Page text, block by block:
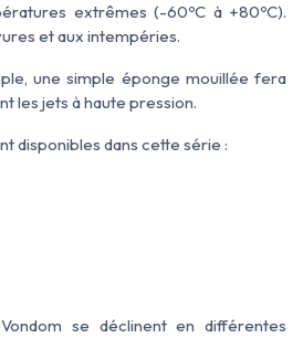
extrêmes (-60ºC à +80ºC).
et aux intempéries.
une simple éponge mouillée fera
les jets à haute pression.
disponibles dans cette série :
se déclinent en différentes